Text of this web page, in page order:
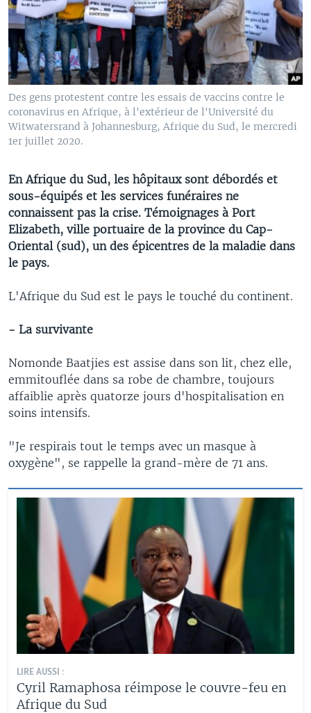
Des gens protestent contre les essais de vaccins contre le
coronavirus en Afrique, à l'extérieur de l'Université du
Witwatersrand à Johannesburg, Afrique du Sud, le mercredi
1er juillet 2020.
En Afrique du Sud, les hôpitaux sont débordés et
sous-équipés et les services funéraires ne
connaissent pas la crise. Témoignages à Port
Elizabeth, ville portuaire de la province du Cap-
Oriental (sud), un des épicentres de la maladie dans
le pays.
L'Afrique du Sud est le pays le touché du continent.
- La survivante
Nomonde Baatjies est assise dans son lit, chez elle,
emmitouflée dans sa robe de chambre, toujours
affaiblie après quatorze jours d'hospitalisation en
soins intensifs.
"Je respirais tout le temps avec un masque à
oxygène", se rappelle la grand-mère de 71 ans.
LIRE AUSSI :
Cyril Ramaphosa réimpose le couvre-feu en
Afrique du Sud